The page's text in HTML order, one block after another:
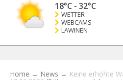
18°C - 32°C
WETTER
WEBCAMS
LAWINEN
Home → News → Keine erhöhte